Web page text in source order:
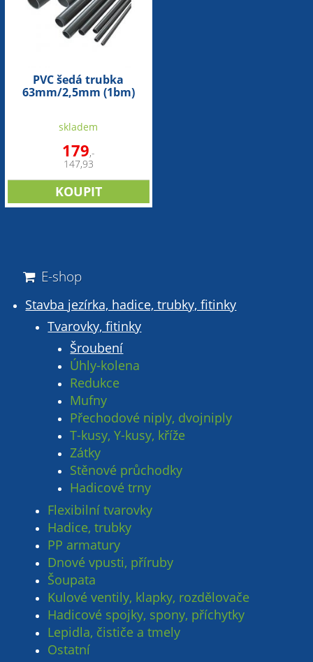
PVC šedá trubka
63mm/2,5mm (1bm)
skladem
179,-
147,93
E-shop
Stavba jezírka, hadice, trubky, fitinky
Tvarovky, fitinky
Šroubení
Úhly-kolena
Redukce
Mufny
Přechodové niply, dvojniply
T-kusy, Y-kusy, kříže
Zátky
Stěnové průchodky
Hadicové trny
Flexibilní tvarovky
Hadice, trubky
PP armatury
Dnové vpusti, příruby
Šoupata
Kulové ventily, klapky, rozdělovače
Hadicové spojky, spony, příchytky
Lepidla, čističe a tmely
Ostatní